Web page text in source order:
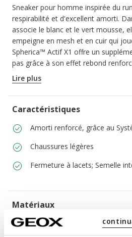
Sneaker pour homme inspirée du
respirabilité et d'excellent amorti.
associe le blanc et le vert mousse,
empeigne en mesh et en cuir qui
Spherica™ Actif X1 offre un
pas grâce à son effet rebond
CODE PRODUIT:
Lire plus
Caractéristiques
Amorti renforcé, grâce au
Chaussures légères
Fermeture à lacets; Semelle
Matériaux
Technologies